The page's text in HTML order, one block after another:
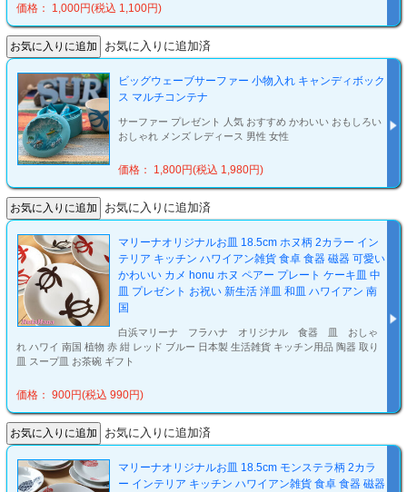
価格： 1,000円(税込 1,100円)
お気に入りに追加済
ビッグウェーブサーファー 小物入れ キャンディボック
ス マルチコンテナ
サーファー プレゼント 人気 おすすめ かわいい おもしろい
おしゃれ メンズ レディース 男性 女性
価格： 1,800円(税込 1,980円)
お気に入りに追加済
マリーナオリジナルお皿 18.5cm ホヌ柄 2カラー イン
テリア キッチン ハワイアン雑貨 食卓 食器 磁器 可愛い
かわいい カメ honu ホヌ ペアー プレート ケーキ皿 中
皿 プレゼント お祝い 新生活 洋皿 和皿 ハワイアン 南
国
白浜マリーナ フラハナ オリジナル 食器 皿 おしゃ
れ ハワイ 南国 植物 赤 紺 レッド ブルー 日本製 生活雑貨 キッチン用品 陶器 取り
皿 スープ皿 お茶碗 ギフト
価格： 900円(税込 990円)
お気に入りに追加済
マリーナオリジナルお皿 18.5cm モンステラ柄 2カラ
ー インテリア キッチン ハワイアン雑貨 食卓 食器 磁器